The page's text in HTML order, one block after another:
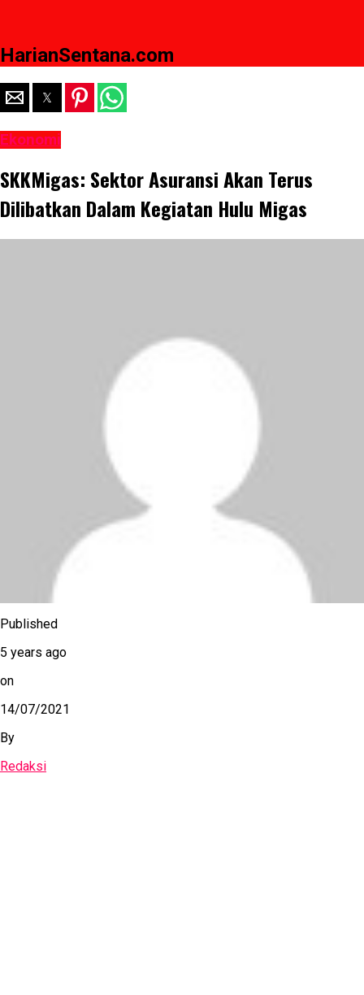
HarianSentana.com
Ekonomi
SKKMigas: Sektor Asuransi Akan Terus
Dilibatkan Dalam Kegiatan Hulu Migas
Published
5 years ago
on
14/07/2021
By
Redaksi